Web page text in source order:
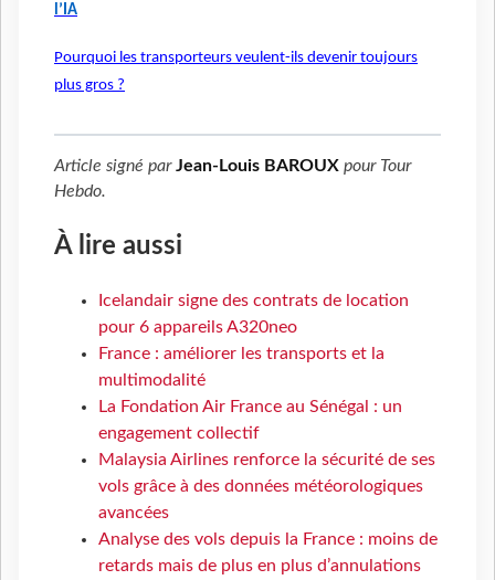
l’IA
Pourquoi les transporteurs veulent-ils devenir toujours
plus gros ?
Article signé parJean-Louis BAROUX pour Tour
Hebdo.
À lire aussi
Icelandair signe des contrats de location
pour 6 appareils A320neo
France : améliorer les transports et la
multimodalité
La Fondation Air France au Sénégal : un
engagement collectif
Malaysia Airlines renforce la sécurité de ses
vols grâce à des données météorologiques
avancées
Analyse des vols depuis la France : moins de
retards mais de plus en plus d’annulations